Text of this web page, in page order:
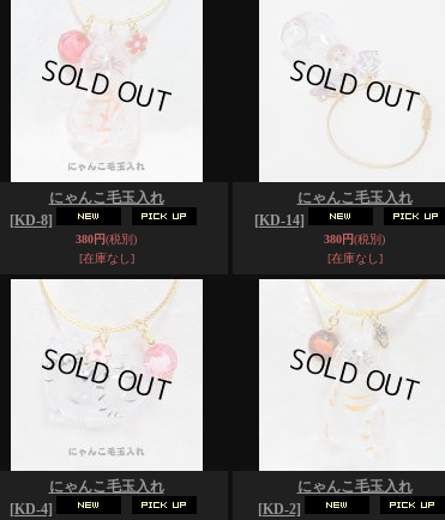
にゃんこ毛玉入れ
[KD-8]
380円(税別)
[在庫なし]
にゃんこ毛玉入れ
[KD-14]
380円(税別)
[在庫なし]
にゃんこ毛玉入れ
[KD-4]
にゃんこ毛玉入れ
[KD-2]